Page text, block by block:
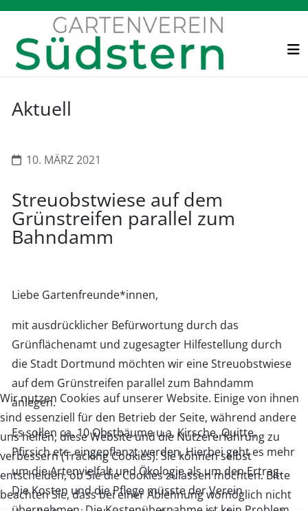
Aktuell
10. MÄRZ 2021
Streuobstwiese auf dem
Grünstreifen parallel zum
Bahndamm
Liebe Gartenfreunde*innen,
mit ausdrücklicher Befürwortung durch das
Grünflächenamt und zugesagter Hilfestellung durch
die Stadt Dortmund möchten wir eine Streuobstwiese
auf dem Grünstreifen parallel zum Bahndamm
anlegen.
Es sollen ca. 10 Obstbäume u.a. Kirsche, Quitte,
Pfirsich etc. eingepflanzt werden. Hierbei geht es mehr
um die Artenvielfalt und Ökologie als um den Ertrag.
Die Kosten und die Pflege müsste der Verein
Wir nutzen Cookies auf unserer Website. Einige von ihnen
sind essenziell für den Betrieb der Seite, während andere
uns helfen, diese Website und die Nutzererfahrung zu
verbessern (Tracking Cookies). Sie können selbst
entscheiden, ob Sie die Cookies zulassen möchten. Bitte
beachten Sie, dass bei einer Ablehnung womöglich nicht